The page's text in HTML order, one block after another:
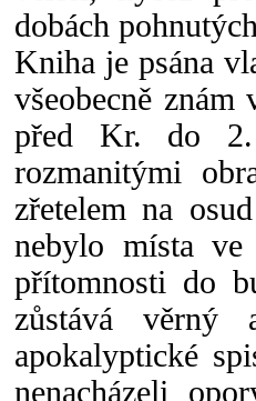
dobách
Kniha je psána
všeobecně
před Kr. do
rozmanitými
zřetelem na
nebylo místa
přítomnosti do
zůstává
apokalyptické
nenacházeli